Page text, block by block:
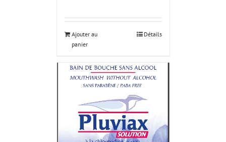
Ajouter au
panier
Détails